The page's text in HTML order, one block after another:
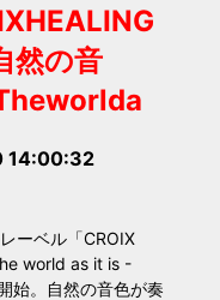
然の音
14:00:32
ーベル「CROIX
world as it is -
始。自然の音色が奏